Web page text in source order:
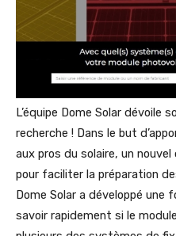
L’équipe Dome Solar dévoile
recherche ! Dans le but
aux pros du solaire, un
pour faciliter la préparation
Dome Solar a développé
savoir rapidement si le